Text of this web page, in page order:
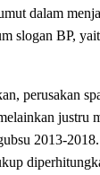
dalam
slogan BP,
perusakan
justru
2013-